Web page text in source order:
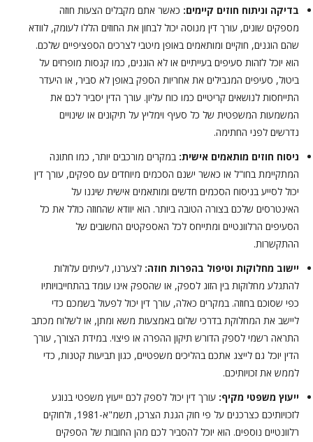
בדיקה וניתוח חוזים קיימים: כאשר אתם מקבלים הצעות חוזה
מספקים שונים, עורך דין מנוסה יכול לבחון את החוזים הללו לעומק, לוודא
שהם הוגנים, חוקיים ומותאמים באופן מיטבי לצרכים הספציפיים שלכם.
הוא יוכל לזהות סעיפים בעייתיים או לא הוגנים, כמו קנסות מופרזים על
ביטול, סעיפים המגבילים את אחריות הספק באופן לא סביר, או היעדר
התייחסות לנושאים קריטיים כמו כוח עליון. עורך הדין יסביר לכם את
המשמעות המשפטית של כל סעיף וימליץ על תיקונים או שינויים
נדרשים לפני החתימה.
ניסוח חוזים מותאמים אישית: במקרים מורכבים יותר, כמו חתונה
המתקיימת בחו"ל או כאשר ישנם הסכמים מיוחדים עם ספקים, עורך דין
יכול לסייע בניסוח הסכמים חדשים ומותאמים אישית שיגנו על
האינטרסים שלכם בצורה הטובה ביותר. הוא יוודא שהחוזה כולל את כל
הסעיפים הרלוונטיים ומתייחס לכל האספקטים החשובים של
ההתקשרות.
יישוב מחלוקות וטיפול בהפרות חוזה: לצערנו, לעיתים עלולות
להתגלע מחלוקות בין הזוג לספק, או שהספק אינו עומד בהתחייבויותיו
כפי שסוכם בחוזה. במקרים כאלה, עורך דין יכול לפעול בשמכם כדי
ליישב את המחלוקת בדרכי שלום באמצעות משא ומתן, או לשלוח מכתב
התראה רשמי לספק הדורש תיקון ההפרה או פיצוי. במידת הצורך, עורך
הדין יוכל גם לייצג אתכם בהליכים משפטיים, כגון תביעות קטנות, כדי
לממש את זכויותיכם.
ייעוץ משפטי מקיף: עורך דין יכול לספק לכם ייעוץ משפטי בנוגע
לזכויותיכם כצרכנים על פי חוק הגנת הצרכן, תשמ"א-1981, ולחוקים
רלוונטיים נוספים. הוא יוכל להסביר לכם מהן החובות של הספקים